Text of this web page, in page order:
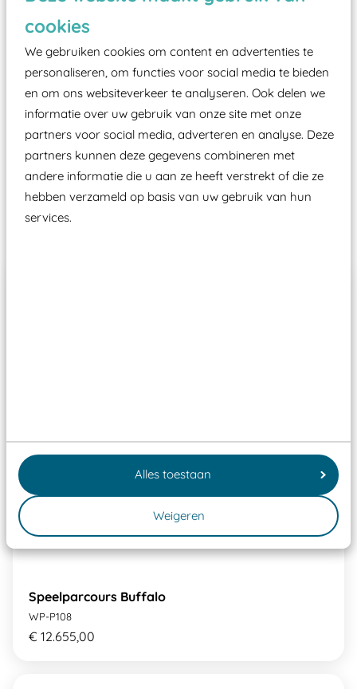
cookies
We gebruiken cookies om content en advertenties te
personaliseren, om functies voor social media te bieden
en om ons websiteverkeer te analyseren. Ook delen we
informatie over uw gebruik van onze site met onze
partners voor social media, adverteren en analyse. Deze
partners kunnen deze gegevens combineren met
andere informatie die u aan ze heeft verstrekt of die ze
hebben verzameld op basis van uw gebruik van hun
services.
Alles toestaan
Weigeren
Elk speeltoestel in de openbare ruimte voorzien
moet zijn van een typekeuring, -plaatje en
certificering, uitgegeven door een Nederlands
aangewezen keuringsinstantie?
Wij ook speeltoestellen kunnen laten keuren zodat
ze toch binnen het Warenwetbesluit Attractie- en
Speeltoestellen vallen?
Past er goed bij
Speelparcours Buffalo
WP-P108
€ 12.655,00